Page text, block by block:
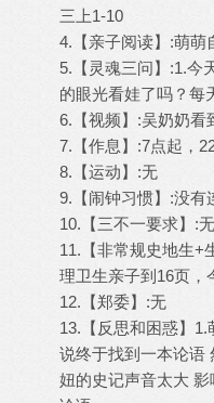
三上1-10
4.【亲子阅读】:萌萌
5.【灵魂三问】:1.今
的眼光看娃了吗？每
6.【视频】:吴奶奶看
7.【作息】:7点起，
8.【运动】:无
9.【闹钟习惯】:没有
10.【三不一要求】:无
11.【非常规史地生+
理卫生亲子到16页，
12.【郑委】:无
13.【反思和困惑】
说终于找到一本论语
妞的史记声音太大